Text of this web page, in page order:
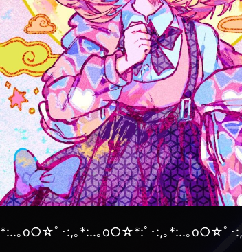
*:..｡o○☆ﾟ･:,｡*:..｡o○☆*:ﾟ･:,｡*:..｡o○☆ﾟ･